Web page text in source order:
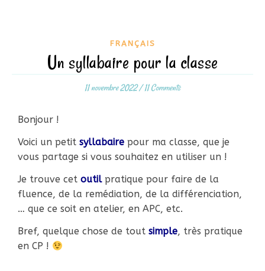
FRANÇAIS
Un syllabaire pour la classe
11 novembre 2022/11 Comments
Bonjour !
Voici un petit syllabaire pour ma classe, que je
vous partage si vous souhaitez en utiliser un !
Je trouve cet outilpratique pour faire de la
fluence, de la remédiation, de la différenciation,
… que ce soit en atelier, en APC, etc.
Bref, quelque chose de tout simple, très pratique
en CP !